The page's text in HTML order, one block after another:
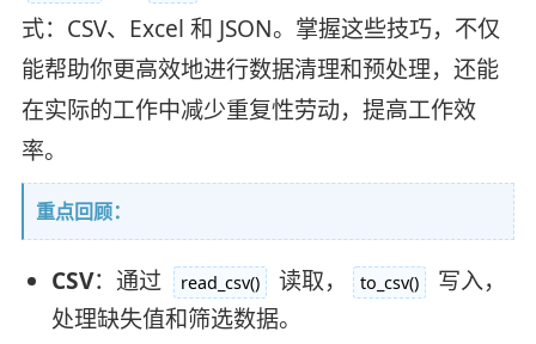
式：CSV、Excel 和 JSON。掌握这些技巧，不仅
能帮助你更高效地进行数据清理和预处理，还能
在实际的工作中减少重复性劳动，提高工作效
率。
重点回顾：
CSV：通过 read_csv() 读取， to_csv()
写入，
处理缺失值和筛选数据。